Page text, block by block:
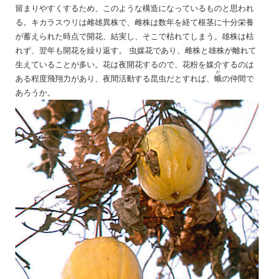
留まりやすくするため、このような構造になっているものと思われ
る。キカラスウリは雌雄異株で、雌株は数年を経て根茎に十分栄養
が蓄えられた時点で開花、結実し、そこで枯れてしまう。雄株は枯
れず、翌年も開花を繰り返す。 虫媒花であり、雌株と雄株が離れて
生えていることが多い。花は夜開花するので、花粉を媒介するのは
ある程度飛翔力があり、夜間活動する昆虫だとすれば、 蛾
が
の仲間で
あろうか。